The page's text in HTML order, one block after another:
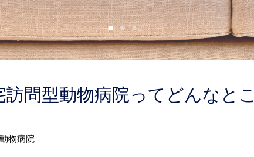
訪問型動物病院ってどんなと
物病院